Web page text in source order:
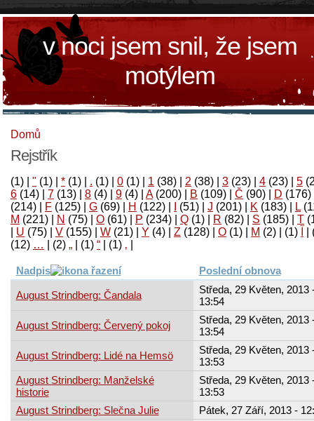
v noci jsem snil, že jsem
motýlem
Domů
Rejstřík
(1) " (1) * (1) . (1) 0 (1) 1 (38) 2 (38) 3 (23) 4 (23) 5
6 (14) 7 (13) 8 (4) 9 (4) A(200) B (109) Č (90) D (176)
(214)
F (125) G (69) H (122) (51) J (201) K (183) L
M (221) N (75) O (61) P (234) Q (1) R (82) S (185) T
U (75) V (155) W (21) Y (4) Z (128) Ο (1) М (2)
(1)
‚
(1)
“
(1)
„
(2)
…
(12)
Nadpis Poslední obnova
August Strindberg: Čandala
Středa, 29 Květen, 2013
13:54
August Strindberg: Červený pokoj
Středa, 29 Květen, 2013
13:54
August Strindberg: Lidé na Hemsö
Středa, 29 Květen, 2013
13:53
August Strindberg: Manželské
historie
Středa, 29 Květen, 2013
13:53
August Strindberg: Slečna Julie
Pátek, 27 Září, 2013 -